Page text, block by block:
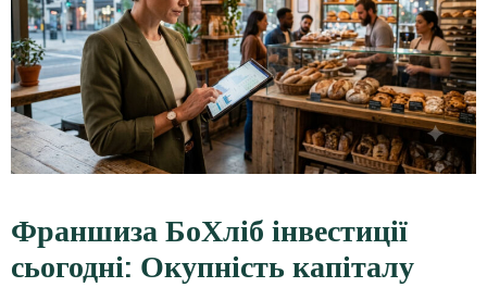
Франшиза БоХліб інвестиції
сьогодні: Окупність капіталу